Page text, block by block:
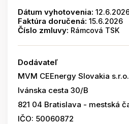
Dátum vyhotovenia:
Faktúra doručená: 15.6.2026
Číslo zmluvy: Rámcová TSK
Dodávateľ
MVM CEEnergy Slovakia s.r.o.
Ivánska cesta 30/B
821 04 Bratislava - mestská
IČO: 50060872